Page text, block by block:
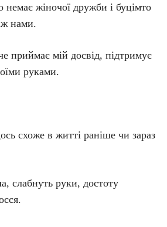
жіночої дружби і буцімто
нами.
приймає мій досвід, підтримує
руками.
схоже в житті раніше чи зараз
слабнуть руки, достоту